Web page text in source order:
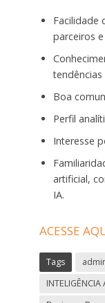
Facilidade
parceiros
Boa
Perfil
Interesse
artificial,
IA.
ACESSE
Tags
INTELIGÊNCIA